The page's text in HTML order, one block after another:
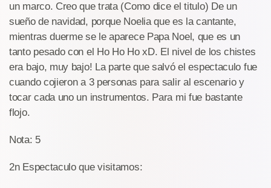
un marco. Creo que trata (Como dice el titulo) De un
sueño de navidad, porque Noelia que es la cantante,
mientras duerme se le aparece Papa Noel, que es un
tanto pesado con el Ho Ho Ho xD. El nivel de los chistes
era bajo, muy bajo! La parte que salvó el espectaculo fue
cuando cojieron a 3 personas para salir al escenario y
tocar cada uno un instrumentos. Para mi fue bastante
flojo.
Nota: 5
2n Espectaculo que visitamos: